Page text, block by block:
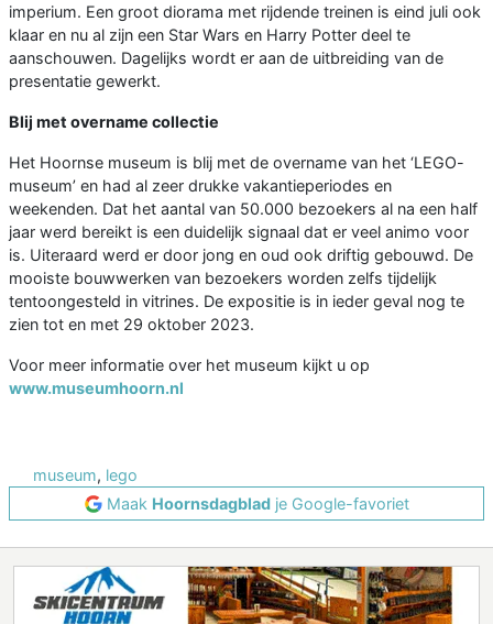
imperium. Een groot diorama met rijdende treinen is eind juli ook
klaar en nu al zijn een Star Wars en Harry Potter deel te
aanschouwen. Dagelijks wordt er aan de uitbreiding van de
presentatie gewerkt.
Blij met overname collectie
Het Hoornse museum is blij met de overname van het ‘LEGO-
museum’ en had al zeer drukke vakantieperiodes en
weekenden. Dat het aantal van 50.000 bezoekers al na een half
jaar werd bereikt is een duidelijk signaal dat er veel animo voor
is. Uiteraard werd er door jong en oud ook driftig gebouwd. De
mooiste bouwwerken van bezoekers worden zelfs tijdelijk
tentoongesteld in vitrines. De expositie is in ieder geval nog te
zien tot en met 29 oktober 2023.
Voor meer informatie over het museum kijkt u op
www.museumhoorn.nl
museum, lego
Maak Hoornsdagbladje Google-favoriet